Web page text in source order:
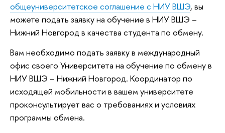
общеуниверситетское соглашение с НИУ ВШЭ, вы
можете подать заявку на обучение в НИУ ВШЭ –
Нижний Новгород в качества студента по обмену.
Вам необходимо подать заявку в международный
офис своего Университета на обучение по обмену в
НИУ ВШЭ – Нижний Новгород. Координатор по
исходящей мобильности в вашем университете
проконсультирует вас о требованиях и условиях
программы обмена.